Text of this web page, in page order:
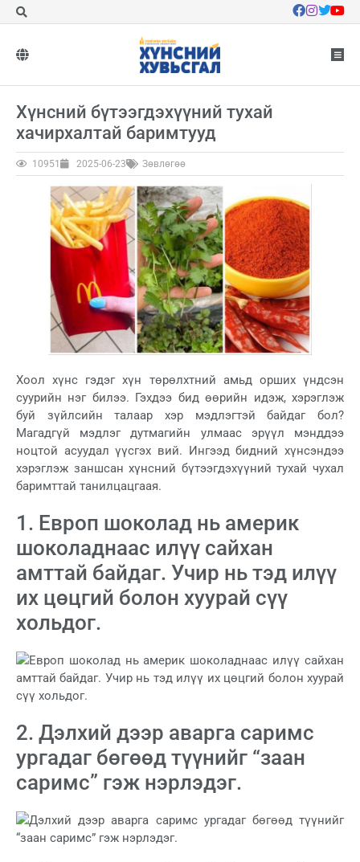
Хүнсний бүтээгдэхүүний тухай
хачирхалтай баримтууд
10951 2025-06-23 Зөвлөгөө
Хоол хүнс гэдэг хүн төрөлхтний амьд орших үндсэн
суурийн нэг билээ. Гэхдээ бид өөрийн идэж, хэрэглэж
буй зүйлсийн талаар хэр мэдлэгтэй байдаг бол?
Магадгүй мэдлэг дутмагийн улмаас эрүүл мэнддээ
ноцтой асуудал үүсгэх вий. Ингээд бидний хүнсэндээ
хэрэглэж заншсан хүнсний бүтээгдэхүүний тухай чухал
баримттай танилцацгаая.
1. Европ шоколад нь америк
шоколаднаас илүү сайхан
амттай байдаг. Учир нь тэд илүү
их цөцгий болон хуурай сүү
хольдог.
2. Дэлхий дээр аварга саримс
ургадаг бөгөөд түүнийг “заан
саримс” гэж нэрлэдэг.